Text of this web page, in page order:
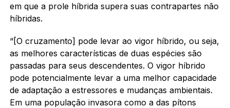
em que a prole híbrida supera suas contrapartes não
híbridas.
“[O cruzamento] pode levar ao vigor híbrido, ou seja,
as melhores características de duas espécies são
passadas para seus descendentes. O vigor híbrido
pode potencialmente levar a uma melhor capacidade
de adaptação a estressores e mudanças ambientais.
Em uma população invasora como a das pítons